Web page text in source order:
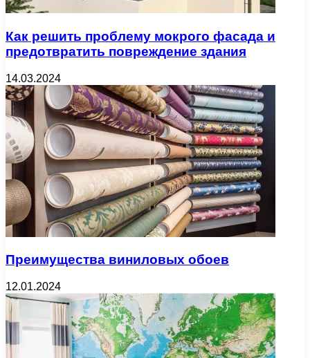
Как решить проблему мокрого фасада и
предотвратить повреждение здания
14.03.2024
Преимущества виниловых обоев
12.01.2024